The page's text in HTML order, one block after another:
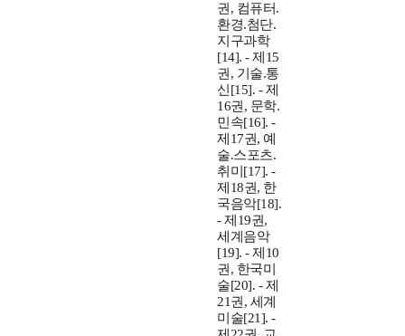
권, 컴퓨터.
환경.첨단.
지구과학
[14]. - 제15
권, 기술.통
신[15]. - 제
16권, 문학.
민속[16]. -
제17권, 예
술.스포츠.
취미[17]. -
제18권, 한
국음악[18].
- 제19권,
세계음악
[19]. - 제10
권, 한국미
술[20]. - 제
21권, 세계
미술[21]. -